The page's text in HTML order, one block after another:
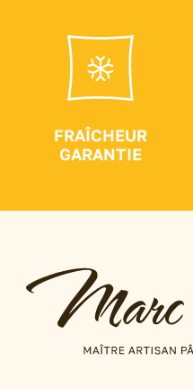
FRAÎCHEUR
GARANTIE